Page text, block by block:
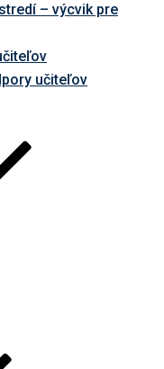
– výcvik pre
učiteľov